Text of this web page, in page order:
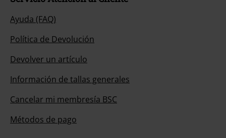
Ayuda (FAQ)
Política de Devolución
Devolver un artículo
Información de tallas generales
Cancelar mi membresía BSC
Métodos de pago